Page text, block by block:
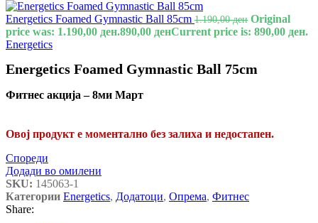
Energetics Foamed Gymnastic Ball 85cm 1.190,00ден Original
price was: 1.190,00 ден.890,00 денCurrent price is: 890,00 ден.
Energetics
Energetics Foamed Gymnastic Ball 75cm
Фитнес акција – 8ми Март
Овој продукт е моментално без залиха и недостапен.
Спореди
Додади во омилени
SKU: 145063-1
Категории Energetics, Додатоци, Опрема, Фитнес
Share: